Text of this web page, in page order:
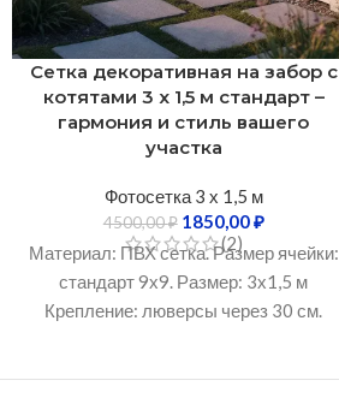
Сетка декоративная на забор с
котятами 3 х 1,5 м стандарт –
гармония и стиль вашего
участка
Фотосетка 3 х 1,5 м
4500,00₽ 1850,00₽
(2)
Материал: ПВХ сетка. Размер ячейки:
стандарт 9х9. Размер: 3х1,5 м
Крепление: люверсы через 30 см.